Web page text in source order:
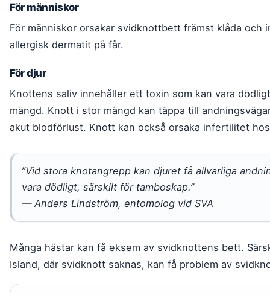
För människor
För människor orsakar svidknottbett främst klåda och
allergisk dermatit på får.
För djur
Knottens saliv innehåller ett toxin som kan vara
mängd. Knott i stor mängd kan täppa till
akut blodförlust. Knott kan också orsaka infertilitet
”Vid stora knotangrepp kan djuret få allvarliga
vara dödligt, särskilt för tamboskap.”
— Anders Lindström, entomolog vid SVA
Många hästar kan få eksem av svidknottens bett.
Island, där svidknott saknas, kan få problem av